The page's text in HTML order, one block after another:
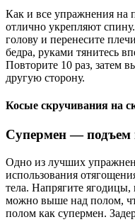
Как и все упражнения на
отлично укрепляют
голову и перенесите
бедра, руками тянитесь
Повторите 10 раз, затем
другую сторону.
Косые скручивания на
Супермен — подъем
Одно из лучших
использования
тела. Напрягите
можно выше над полом,
полом как супермен.